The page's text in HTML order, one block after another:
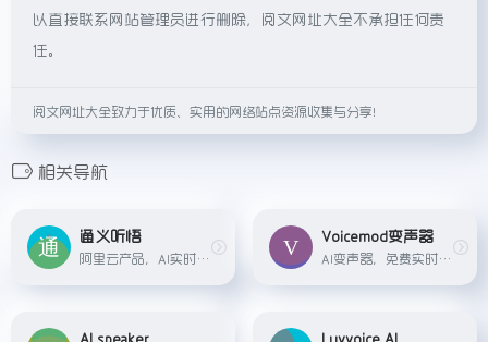
以直接联系网站管理员进行删除，阅文网址大全不承担任何责
任。
阅文网址大全致力于优质、实用的网络站点资源收集与分享！
相关导航
通义听悟
阿里云产品，AI实时语音转文字、音视频翻译功能。
Voicemod变声器
AI变声器，免费实时语音转换器